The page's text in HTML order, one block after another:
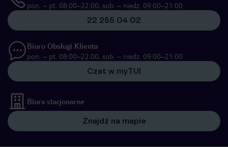
pon. – pt. 08:00–22:00, sob. – niedz. 09:00–21:00
22 255 04 02
Biuro Obsługi Klienta
pon. – pt. 08:00–22:00, sob. – niedz. 09:00–21:00
Czat w myTUI
Biura stacjonarne
Znajdź na mapie